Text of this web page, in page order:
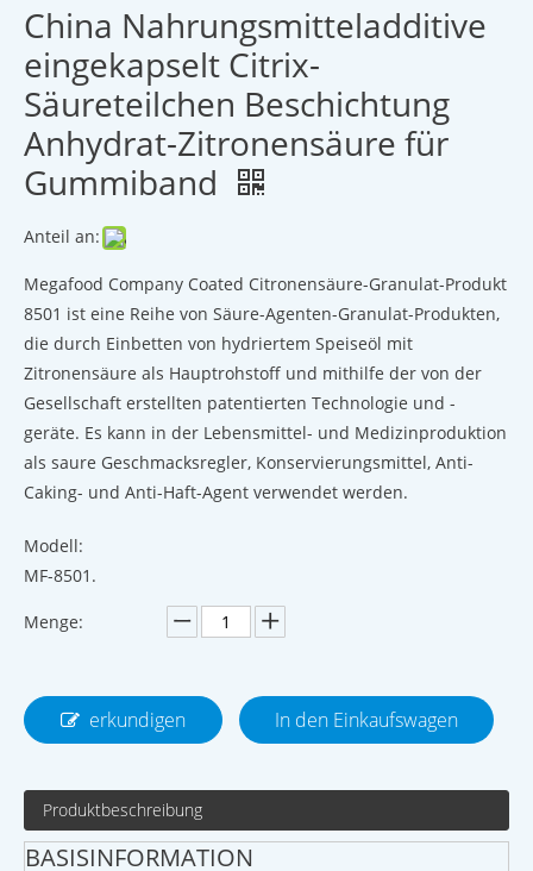
China Nahrungsmitteladditive
eingekapselt Citrix-
Säureteilchen Beschichtung
Anhydrat-Zitronensäure für
Gummiband
Anteil an:
Megafood Company Coated Citronensäure-Granulat-Produkt
8501 ist eine Reihe von Säure-Agenten-Granulat-Produkten,
die durch Einbetten von hydriertem Speiseöl mit
Zitronensäure als Hauptrohstoff und mithilfe der von der
Gesellschaft erstellten patentierten Technologie und -
geräte. Es kann in der Lebensmittel- und Medizinproduktion
als saure Geschmacksregler, Konservierungsmittel, Anti-
Caking- und Anti-Haft-Agent verwendet werden.
Modell:
MF-8501.
Menge:
erkundigen In den Einkaufswagen
Produktbeschreibung
BASISINFORMATION